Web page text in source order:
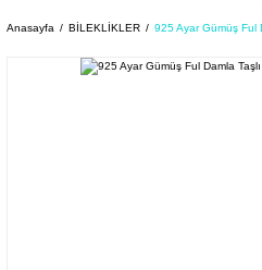
Anasayfa BİLEKLİKLER 925 Ayar Gümüş Ful